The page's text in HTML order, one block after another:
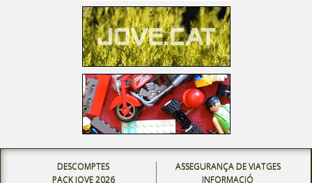
DESCOMPTES
PACK JOVE 2026
ASSEGURANÇA DE VIATGES
INFORMACIÓ